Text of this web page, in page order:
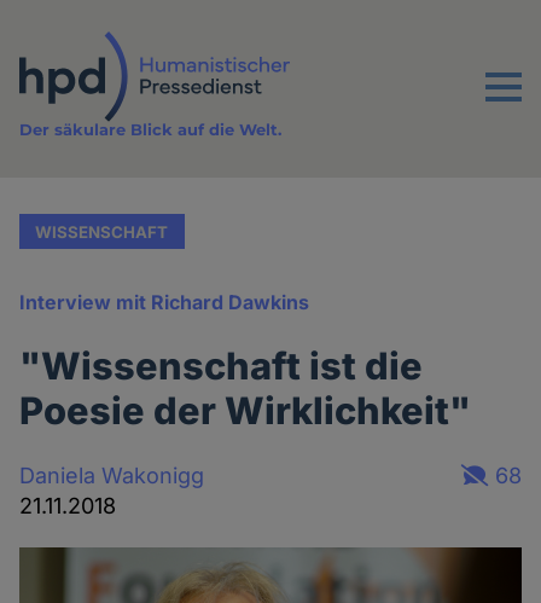
Inhalt
Menu
Der säkulare Blick auf die Welt.
WISSENSCHAFT
Interview mit Richard Dawkins
"Wissenschaft ist die
Poesie der Wirklichkeit"
Daniela Wakonigg
21.11.2018
68